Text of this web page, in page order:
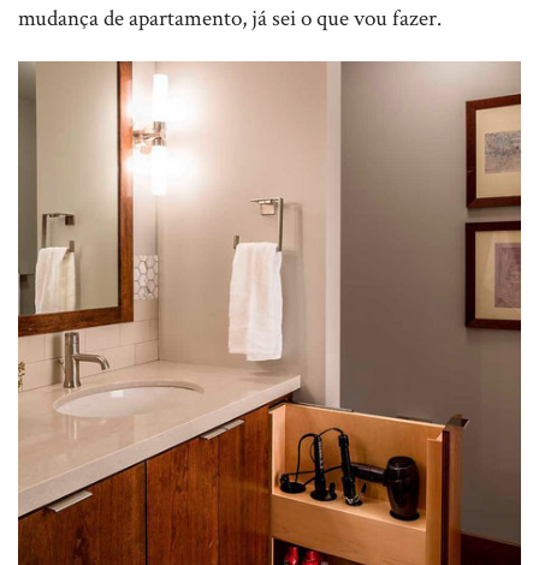
mudança de apartamento, já sei o que vou fazer.